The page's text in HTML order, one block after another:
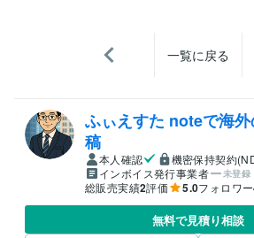
一覧に戻る
ふぃえすた noteで海
稿
本人確認
機密保持契約
インボイス発行事業者
未登録
総販売実績2評価 5.0フォロワー
無料で見積り相談